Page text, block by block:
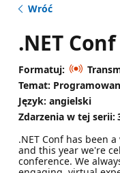
Wróć
.NET
Formatuj:
Temat:
Język: angielski
Zdarzenia w tej serii:
.NET Conf has been
and this year we're
conference. We